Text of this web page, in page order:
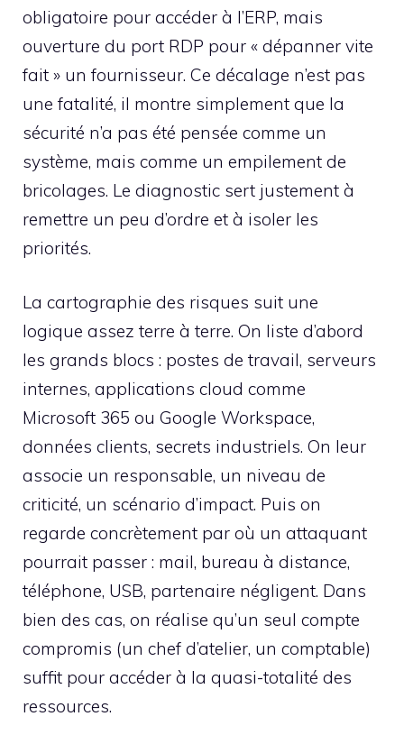
obligatoire pour accéder à l’ERP, mais
ouverture du port RDP pour « dépanner vite
fait » un fournisseur. Ce décalage n’est pas
une fatalité, il montre simplement que la
sécurité n’a pas été pensée comme un
système, mais comme un empilement de
bricolages. Le diagnostic sert justement à
remettre un peu d’ordre et à isoler les
priorités.
La cartographie des risques suit une
logique assez terre à terre. On liste d’abord
les grands blocs : postes de travail, serveurs
internes, applications cloud comme
Microsoft 365 ou Google Workspace,
données clients, secrets industriels. On leur
associe un responsable, un niveau de
criticité, un scénario d’impact. Puis on
regarde concrètement par où un attaquant
pourrait passer : mail, bureau à distance,
téléphone, USB, partenaire négligent. Dans
bien des cas, on réalise qu’un seul compte
compromis (un chef d’atelier, un comptable)
suffit pour accéder à la quasi-totalité des
ressources.